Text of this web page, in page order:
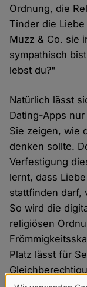
Ordnung, die
Tinder die
Muzz & Co. sie
sympathisch
lebst du?"
Natürlich lässt
Dating-Apps
Sie zeigen, wie
denken sollte.
Verfestigung
lernt, dass
stattfinden darf,
So wird die
religiösen
Platz lässt für